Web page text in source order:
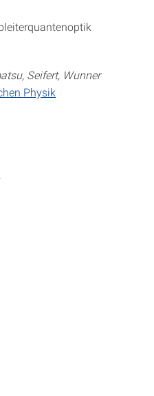
Seifert, Wunner
Physik